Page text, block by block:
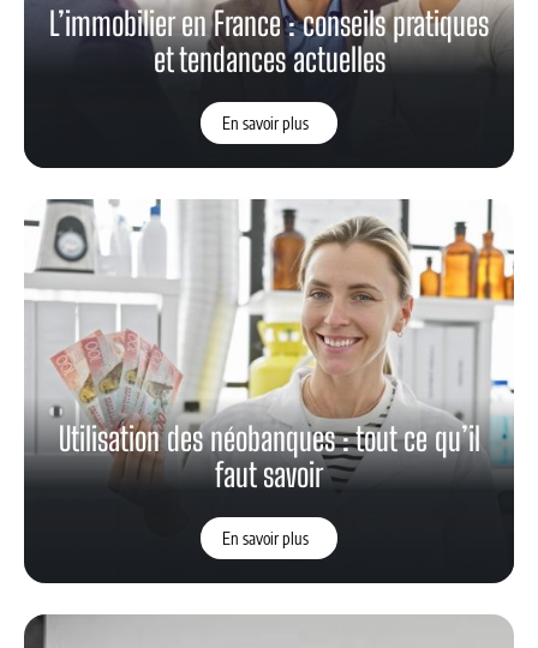
L’immobilier en France : conseils pratiques
et tendances actuelles
En savoir plus
Utilisation des néobanques : tout ce qu’il
faut savoir
En savoir plus